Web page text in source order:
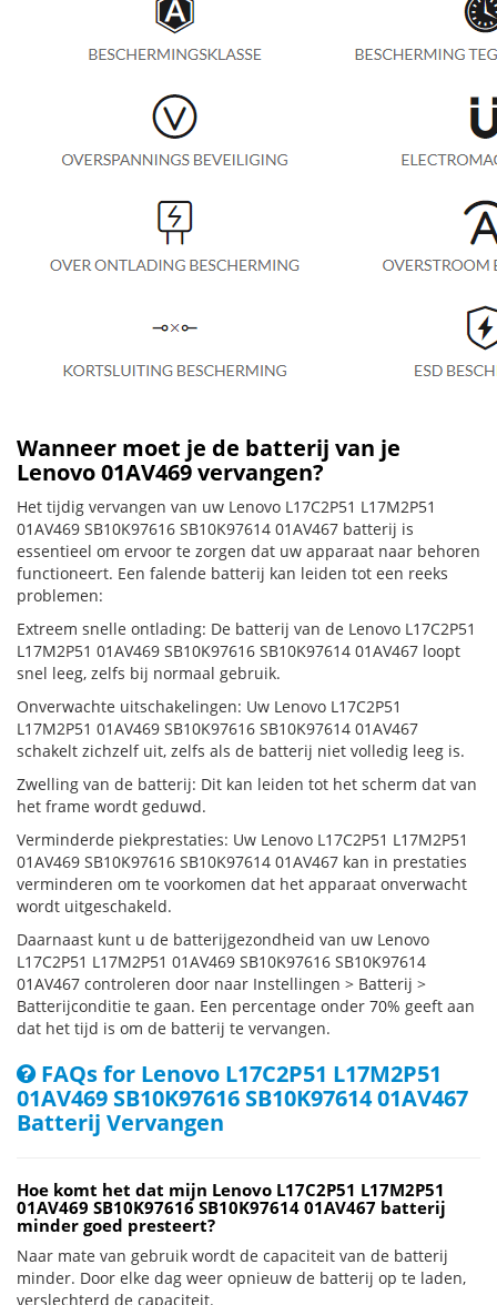
Wanneer moet je de batterij van je
Lenovo 01AV469 vervangen?
Het tijdig vervangen van uw Lenovo L17C2P51 L17M2P51
01AV469 SB10K97616 SB10K97614 01AV467 batterij is
essentieel om ervoor te zorgen dat uw apparaat naar behoren
functioneert. Een falende batterij kan leiden tot een reeks
problemen:
Extreem snelle ontlading: De batterij van de Lenovo L17C2P51
L17M2P51 01AV469 SB10K97616 SB10K97614 01AV467 loopt
snel leeg, zelfs bij normaal gebruik.
Onverwachte uitschakelingen: Uw Lenovo L17C2P51
L17M2P51 01AV469 SB10K97616 SB10K97614 01AV467
schakelt zichzelf uit, zelfs als de batterij niet volledig leeg is.
Zwelling van de batterij: Dit kan leiden tot het scherm dat van
het frame wordt geduwd.
Verminderde piekprestaties: Uw Lenovo L17C2P51 L17M2P51
01AV469 SB10K97616 SB10K97614 01AV467 kan in prestaties
verminderen om te voorkomen dat het apparaat onverwacht
wordt uitgeschakeld.
Daarnaast kunt u de batterijgezondheid van uw Lenovo
L17C2P51 L17M2P51 01AV469 SB10K97616 SB10K97614
01AV467 controleren door naar Instellingen > Batterij >
Batterijconditie te gaan. Een percentage onder 70% geeft aan
dat het tijd is om de batterij te vervangen.
FAQs for Lenovo L17C2P51 L17M2P51
01AV469 SB10K97616 SB10K97614 01AV467
Batterij Vervangen
Hoe komt het dat mijn Lenovo L17C2P51 L17M2P51
01AV469 SB10K97616 SB10K97614 01AV467 batterij
minder goed presteert?
Naar mate van gebruik wordt de capaciteit van de batterij
minder. Door elke dag weer opnieuw de batterij op te laden,
verslechterd de capaciteit.